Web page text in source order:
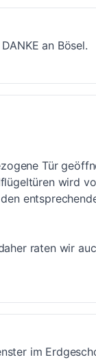
an Bösel.
Tür
wird
raten wir
im